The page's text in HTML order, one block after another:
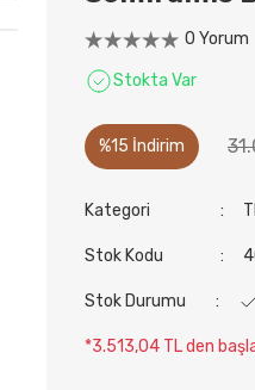
0 Yorum
Stokta Var
%15 İndirim
Kategori
Stok Kodu
Stok Durumu
*3.513,04 TL den